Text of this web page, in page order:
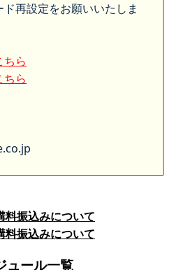
再設定をお願いいたしま
ちら
ちら
振込みについて
振込みについて
ュール一覧